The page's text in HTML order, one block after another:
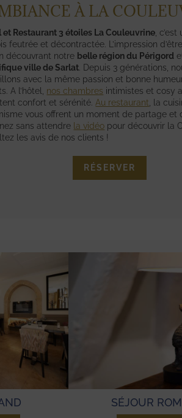
À LA
et Restaurant 3 étoiles La Couleuvrine ,
feutrée et décontractée. L’impression
découvrant notre belle région du Périgord
ville de Sarlat . Depuis 3 générations,
avec la même passion et bonne
A l’hôtel, nos chambres intimistes et cosy
confort et sérénité. Au restaurant , la
vous offrent un moment de partage et
sans attendre la vidéo pour découvrir la
les avis de nos clients !
RÉSERVER
SÉJOUR ROMANTIQUE